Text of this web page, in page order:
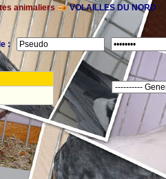
animaliers VOLAILLES DU NORD
: